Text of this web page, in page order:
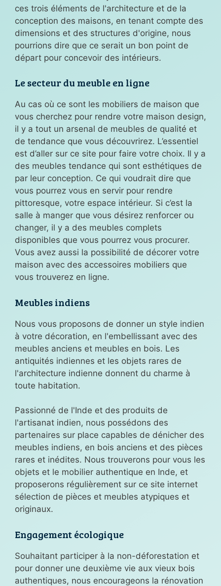
ces trois éléments de l'architecture et de la
conception des maisons, en tenant compte des
dimensions et des structures d'origine, nous
pourrions dire que ce serait un bon point de
départ pour concevoir des intérieurs.
Le secteur du meuble en ligne
Au cas où ce sont les mobiliers de maison que
vous cherchez pour rendre votre maison design,
il y a tout un arsenal de meubles de qualité et
de tendance que vous découvrirez. L’essentiel
est d’aller sur ce site pour faire votre choix. Il y a
des meubles tendance qui sont esthétiques de
par leur conception. Ce qui voudrait dire que
vous pourrez vous en servir pour rendre
pittoresque, votre espace intérieur. Si c’est la
salle à manger que vous désirez renforcer ou
changer, il y a des meubles complets
disponibles que vous pourrez vous procurer.
Vous avez aussi la possibilité de décorer votre
maison avec des accessoires mobiliers que
vous trouverez en ligne.
Meubles indiens
Nous vous proposons de donner un style indien
à votre décoration, en l'embellissant avec des
meubles anciens et meubles en bois. Les
antiquités indiennes et les objets rares de
l'architecture indienne donnent du charme à
toute habitation.
Passionné de l'Inde et des produits de
l'artisanat indien, nous possédons des
partenaires sur place capables de dénicher des
meubles indiens, en bois anciens et des pièces
rares et inédites. Nous trouverons pour vous les
objets et le mobilier authentique en Inde, et
proposerons régulièrement sur ce site internet
sélection de pièces et meubles atypiques et
originaux.
Engagement écologique
Souhaitant participer à la non-déforestation et
pour donner une deuxième vie aux vieux bois
authentiques, nous encourageons la rénovation